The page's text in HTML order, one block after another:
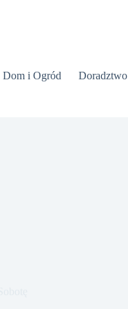
Dom i Ogród Doradztwo